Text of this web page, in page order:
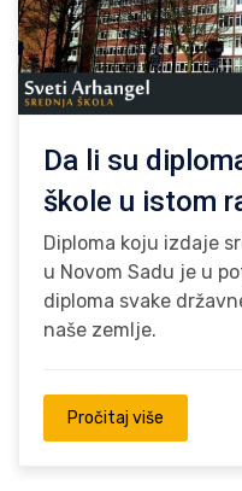
Da li su
škole u istom
Diploma koju izdaje
u Novom Sadu je u
diploma svake
naše zemlje.
Pročitaj više